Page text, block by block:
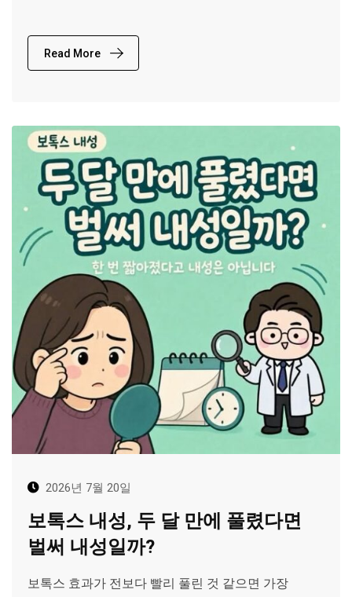
Read More
2026년 7월 20일
보톡스 내성, 두 달 만에 풀렸다면
벌써 내성일까?
보톡스 효과가 전보다 빨리 풀린 것 같으면 가장